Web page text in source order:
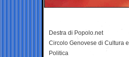
Destra di Popolo.net
Circolo Genovese di Cultura e
Politica